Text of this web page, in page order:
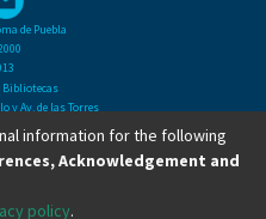
de Puebla
Bibliotecas
y Av. de las Torres
Col. San Manuel
Ext 2901
information for the following
Acknowledgement and
policy.